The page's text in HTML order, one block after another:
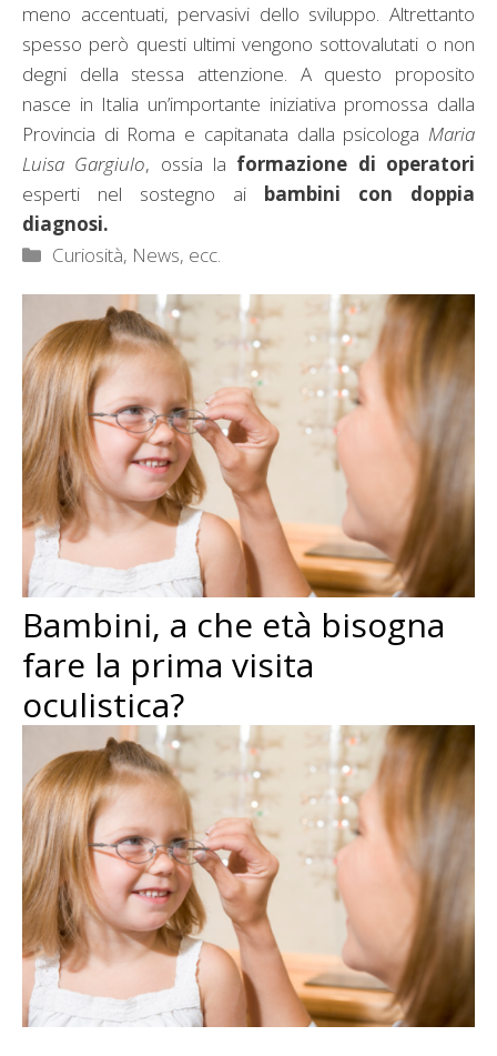
meno accentuati, pervasivi dello sviluppo. Altrettanto
spesso però questi ultimi vengono sottovalutati o non
degni della stessa attenzione. A questo proposito
nasce in Italia un’importante iniziativa promossa dalla
Provincia di Roma e capitanata dalla psicologa Maria
Luisa Gargiulo, ossia la formazione di operatori
esperti nel sostegno ai bambini con doppia
diagnosi.
Categorie
Curiosità, News, ecc.
Bambini, a che età bisogna
fare la prima visita
oculistica?